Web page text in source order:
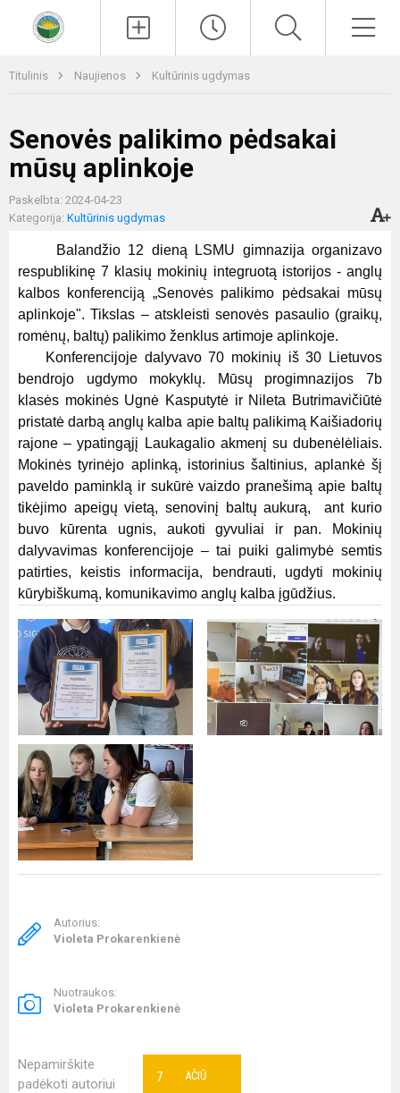
Titulinis Naujienos Kultūrinis ugdymas
Senovės palikimo pėdsakai
mūsų aplinkoje
Paskelbta: 2024-04-23
Kategorija: Kultūrinis ugdymas
Balandžio 12 dieną LSMU gimnazija organizavo
respublikinę 7 klasių mokinių integruotą istorijos - anglų
kalbos konferenciją „Senovės palikimo pėdsakai mūsų
aplinkoje". Tikslas – atskleisti senovės pasaulio (graikų,
romėnų, baltų) palikimo ženklus artimoje aplinkoje.
Konferencijoje dalyvavo 70 mokinių iš 30 Lietuvos
bendrojo ugdymo mokyklų. Mūsų progimnazijos 7b
klasės mokinės Ugnė Kasputytė ir Nileta Butrimavičiūtė
pristatė darbą anglų kalba apie baltų palikimą Kaišiadorių
rajone – ypatingąjį Laukagalio akmenį su dubenėlėliais.
Mokinės tyrinėjo aplinką, istorinius šaltinius, aplankė šį
paveldo paminklą ir sukūrė vaizdo pranešimą apie baltų
tikėjimo apeigų vietą, senovinį baltų aukurą, ant kurio
buvo kūrenta ugnis, aukoti gyvuliai ir pan. Mokinių
dalyvavimas konferencijoje – tai puiki galimybė semtis
patirties, keistis informacija, bendrauti, ugdyti mokinių
kūrybiškumą, komunikavimo anglų kalba įgūdžius.
Autorius:
Violeta Prokarenkienė
Nuotraukos:
Violeta Prokarenkienė
Nepamirškite
padėkoti autoriui
AČIŪ
7